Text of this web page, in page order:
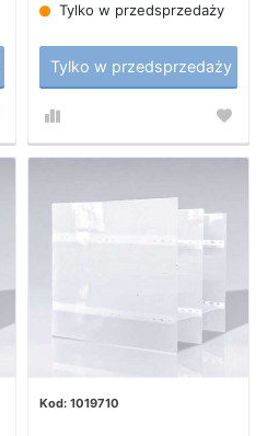
Tylko w przedsprzedaży
Tylko w przedsprzedaży
1019710